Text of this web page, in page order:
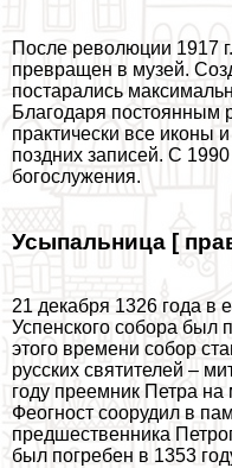
После революции 1917
превращен в музей.
постарались
Благодаря постоянным
пpaктически все иконы
поздних записей. С
богослужения.
Усыпальница [
21 декабря 1326 года в
Успенского собора был
этого времени собор
русских святителей –
году преемник Петра на
Феогност соорудил в
предшественника
был погребен в 1353